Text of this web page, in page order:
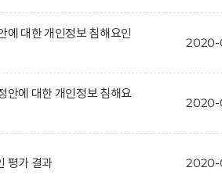
에 대한 개인정보 침해요인
2020-
안에 대한 개인정보 침해요
2020-
평가 결과 2020-